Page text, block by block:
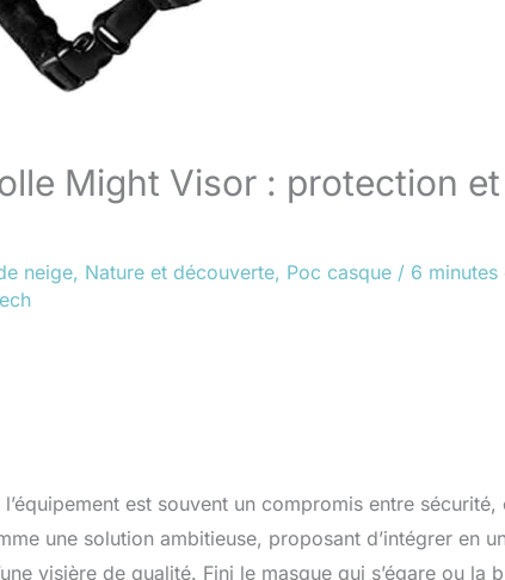
Might Visor : protection
neige, Nature et découverte, Poc casque / 6
est souvent un compromis entre
une solution ambitieuse, proposant d’intégrer en
visière de qualité. Fini le masque qui s’égare ou la